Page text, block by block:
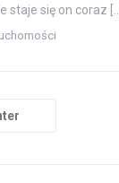
staje się on coraz […]